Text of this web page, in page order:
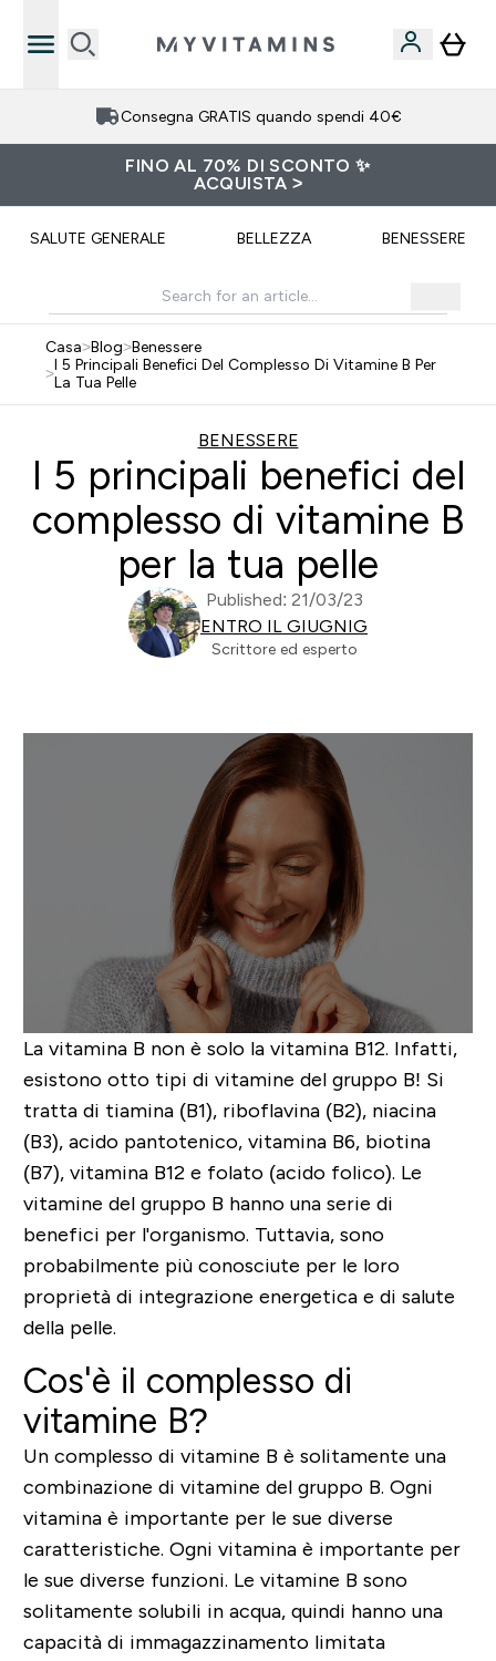
Consegna GRATIS quando spendi 40€
FINO AL 70% DI SCONTO ✨
ACQUISTA >
SALUTE GENERALE BELLEZZA BENESSERE
Casa>Blog>Benessere
>I 5 Principali Benefici Del Complesso Di Vitamine B Per
La Tua Pelle
BENESSERE
I 5 principali benefici del
complesso di vitamine B
per la tua pelle
Published: 21/03/23
ENTRO IL GIUGNIG
Scrittore ed esperto
La vitamina B non è solo la vitamina B12. Infatti,
esistono otto tipi di vitamine del gruppo B! Si
tratta di tiamina (B1), riboflavina (B2), niacina
(B3), acido pantotenico, vitamina B6, biotina
(B7), vitamina B12 e folato (acido folico). Le
vitamine del gruppo B hanno una serie di
benefici per l'organismo. Tuttavia, sono
probabilmente più conosciute per le loro
proprietà di integrazione energetica e di salute
della pelle.
Cos'è il complesso di
vitamine B?
Un complesso di vitamine B è solitamente una
combinazione di vitamine del gruppo B. Ogni
vitamina è importante per le sue diverse
caratteristiche. Ogni vitamina è importante per
le sue diverse funzioni. Le vitamine B sono
solitamente solubili in acqua, quindi hanno una
capacità di immagazzinamento limitata